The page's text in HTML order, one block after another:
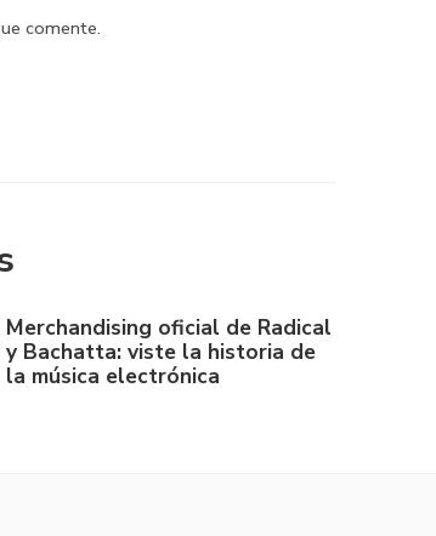
comente.
Merchandising oficial de Radical
y Bachatta: viste la historia de
la música electrónica